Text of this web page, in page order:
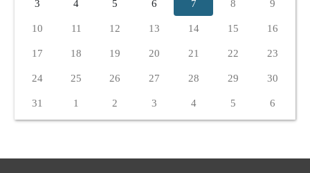
3 4 5 6 7 8 9
10 11 12 13 14 15 16
17 18 19 20 21 22 23
24 25 26 27 28 29 30
31 1 2 3 4 5 6